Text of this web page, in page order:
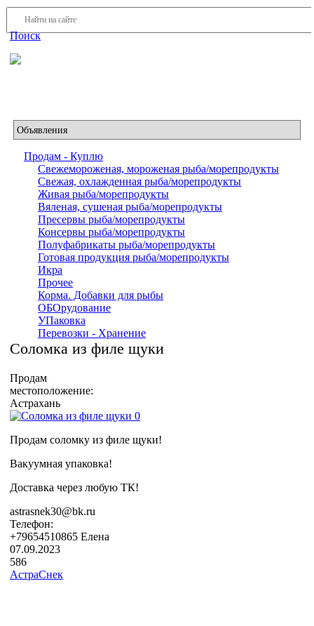
Поиск
Продам - Куплю
Свежемороженая, мороженая рыба/морепродукты
Свежая, охлажденная рыба/морепродукты
Живая рыба/морепродукты
Вяленая, сушеная рыба/морепродукты
Пресервы рыба/морепродукты
Консервы рыба/морепродукты
Полуфабрикаты рыба/морепродукты
Готовая продукция рыба/морепродукты
Икра
Прочее
Корма. Добавки для рыбы
ОБОрудование
УПаковка
Перевозки - Хранение
Соломка из филе щуки
Продам
местоположение:
Астрахань
Продам соломку из филе щуки!
Вакуумная упаковка!
Доставка через любую ТК!
astrasnek30@bk.ru
Телефон:
+79654510865 Елена
07.09.2023
586
АстраСнек